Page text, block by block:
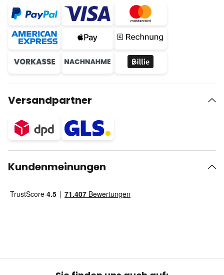
Versandpartner
Kundenmeinungen